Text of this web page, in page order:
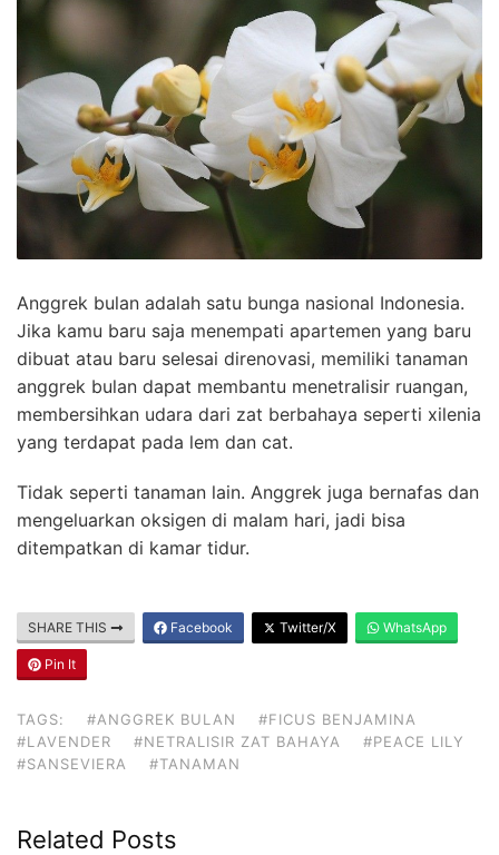
Anggrek bulan adalah satu bunga nasional Indonesia.
Jika kamu baru saja menempati apartemen yang baru
dibuat atau baru selesai direnovasi, memiliki tanaman
anggrek bulan dapat membantu menetralisir ruangan,
membersihkan udara dari zat berbahaya seperti xilenia
yang terdapat pada lem dan cat.
Tidak seperti tanaman lain. Anggrek juga bernafas dan
mengeluarkan oksigen di malam hari, jadi bisa
ditempatkan di kamar tidur.
SHARE THIS Facebook Twitter/X WhatsApp
Pin It
TAGS: #ANGGREK BULAN
#FICUS BENJAMINA
#LAVENDER
#NETRALISIR ZAT BAHAYA
#PEACE LILY
#SANSEVIERA
#TANAMAN
Related Posts